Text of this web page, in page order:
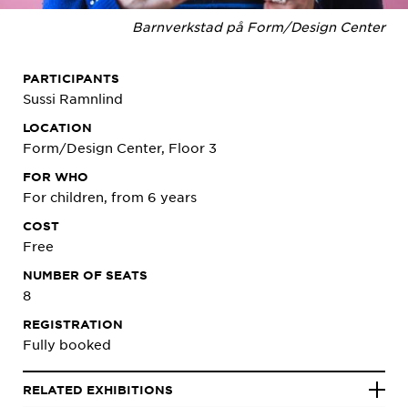
Barnverkstad på Form/Design Center
PARTICIPANTS
Sussi Ramnlind
LOCATION
Form/Design Center, Floor 3
FOR WHO
For children, from 6 years
COST
Free
NUMBER OF SEATS
8
REGISTRATION
Fully booked
RELATED EXHIBITIONS